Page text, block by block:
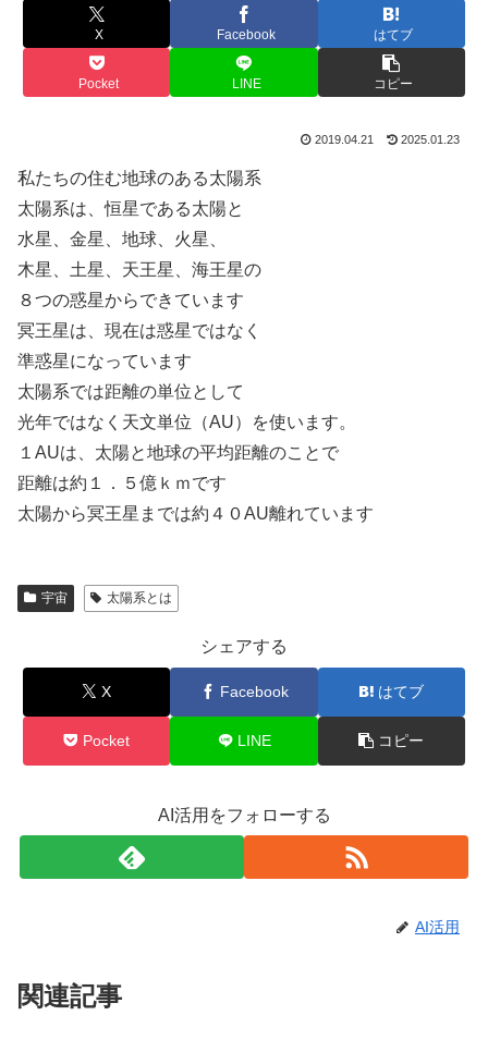
X Facebook はてブ
Pocket LINE コピー
2019.04.21 2025.01.23
私たちの住む地球のある太陽系
太陽系は、恒星である太陽と
水星、金星、地球、火星、
木星、土星、天王星、海王星の
８つの惑星からできています
冥王星は、現在は惑星ではなく
準惑星になっています
太陽系では距離の単位として
光年ではなく天文単位（AU）を使います。
１AUは、太陽と地球の平均距離のことで
距離は約１．５億ｋｍです
太陽から冥王星までは約４０AU離れています
宇宙 太陽系とは
シェアする
X Facebook はてブ
Pocket LINE コピー
AI活用をフォローする
AI活用
関連記事